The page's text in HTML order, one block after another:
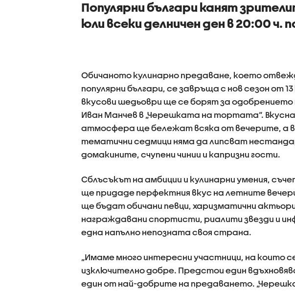
Популярни българи канят
юли всеки делничен ден в 20:00 ч.
Обичаното кулинарно предаване, което
популярни българи, се завръща с нов сезон от
вкусови шедьоври ще се борят за
Иван Манчев в „Черешката на тортата“.
атмосфера ще бележат всяка от вечерите, а
тематични седмици няма да липсват
домакините, счупени чинии и капризни гости.
Сблъсъкът на амбиции и кулинарни умения,
ще придаде перфектния вкус на летните
ще бъдат обичани певци, харизматични
награждавани спортисти, риалити звезди и
една напълно непозната своя страна.
„Имаме много интересни участници, на които
изключително добре. Предстои един
един от най-добрите на предаването.